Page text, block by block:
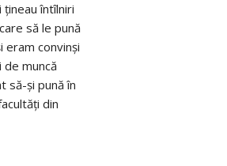
întîlniri
să le pună
eram convinşi
de muncă
să-şi pună în
din